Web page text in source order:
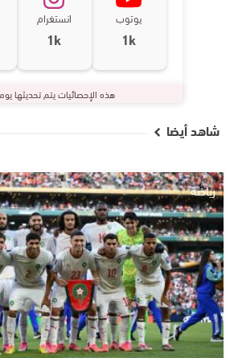
يوتوب
1k
انستغرام
1k
هذه الإحصائيات يتم تحديثها
شاهد أيضا
رياضة